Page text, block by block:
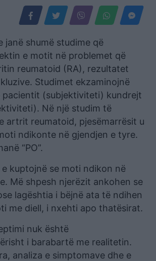
janë shumë studime që
e motit në problemet që
reumatoid (RA), rezultatet
Studimet ekzaminojnë
pacientit (subjektiviteti) kundrejt
Në një studim të
artrit reumatoid, pjesëmarrësit u
ndikonte në gjendjen e tyre.
“PO”.
e kuptojnë se moti ndikon në
Më shpesh njerëzit ankohen se
lagështia i bëjnë ata të ndihen
me diell, i nxehti apo thatësirat.
nuk është
i barabartë me realitetin.
analiza e simptomave dhe e